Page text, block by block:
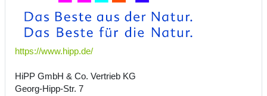
https://www.hipp.de/
HiPP GmbH & Co. Vertrieb KG
Georg-Hipp-Str. 7